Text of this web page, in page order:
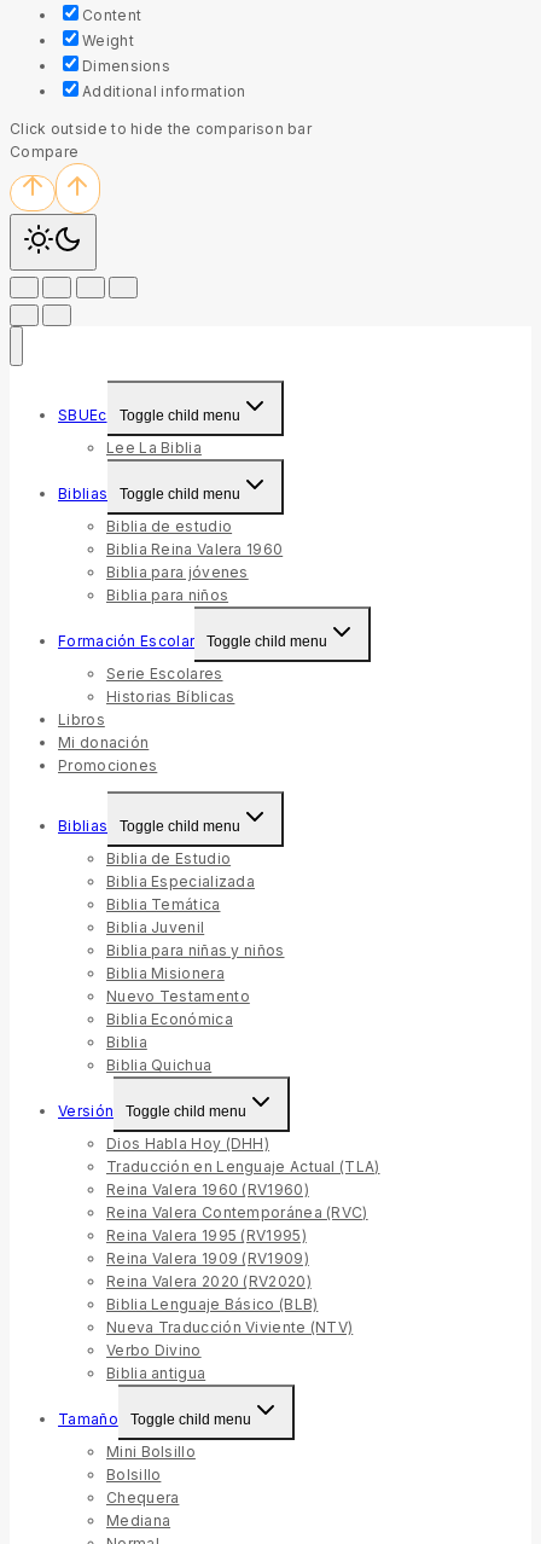
Content
Weight
Dimensions
Additional information
Click outside to hide the comparison bar
Compare
SBUEc Toggle child menu
Lee La Biblia
Biblias Toggle child menu
Biblia de estudio
Biblia Reina Valera 1960
Biblia para jóvenes
Biblia para niños
Formación Escolar Toggle child menu
Serie Escolares
Historias Bíblicas
Libros
Mi donación
Promociones
Biblias Toggle child menu
Biblia de Estudio
Biblia Especializada
Biblia Temática
Biblia Juvenil
Biblia para niñas y niños
Biblia Misionera
Nuevo Testamento
Biblia Económica
Biblia
Biblia Quichua
Versión Toggle child menu
Dios Habla Hoy (DHH)
Traducción en Lenguaje Actual (TLA)
Reina Valera 1960 (RV1960)
Reina Valera Contemporánea (RVC)
Reina Valera 1995 (RV1995)
Reina Valera 1909 (RV1909)
Reina Valera 2020 (RV2020)
Biblia Lenguaje Básico (BLB)
Nueva Traducción Viviente (NTV)
Verbo Divino
Biblia antigua
Tamaño Toggle child menu
Mini Bolsillo
Bolsillo
Chequera
Mediana